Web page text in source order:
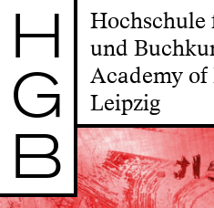
H
G
B
Hochschule
und
Academy
Leipzig